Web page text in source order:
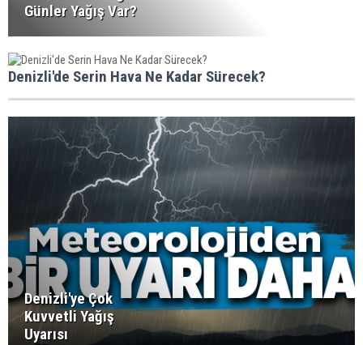
Günler Yağış Var?
Denizli'de Serin Hava Ne Kadar Sürecek?
Denizli'ye Çok
Kuvvetli Yağış
Uyarısı